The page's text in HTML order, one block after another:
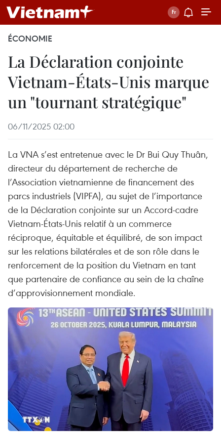
ÉCONOMIE
La Déclaration conjointe
Vietnam-États-Unis marque
un "tournant stratégique"
06/11/2025 02:00
La VNA s’est entretenue avec le Dr Bui Quy Thuân,
directeur du département de recherche de
l’Association vietnamienne de financement des
parcs industriels (VIPFA), au sujet de l’importance
de la Déclaration conjointe sur un Accord-cadre
Vietnam-États-Unis relatif à un commerce
réciproque, équitable et équilibré, de son impact
sur les relations bilatérales et de son rôle dans le
renforcement de la position du Vietnam en tant
que partenaire de confiance au sein de la chaîne
d’approvisionnement mondiale.